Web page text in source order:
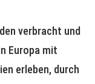
verbracht und
Europa mit
erleben, durch